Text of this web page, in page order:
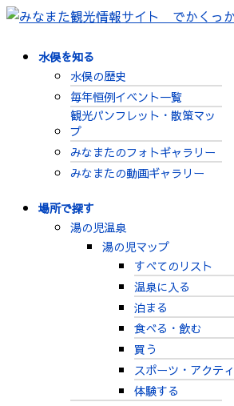
水俣を知る
水俣の歴史
毎年恒例イベント一覧
観光パンフレット・散策マッ
プ
みなまたのフォトギャラリー
みなまたの動画ギャラリー
場所で探す
湯の児温泉
湯の児マップ
すべてのリスト
温泉に入る
泊まる
食べる・飲む
買う
スポーツ・アクテ
体験する